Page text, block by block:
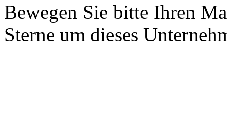
Bewegen Sie bitte Ihren
Sterne um dieses